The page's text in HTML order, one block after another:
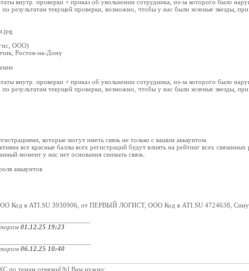
внутр. проверки + приказ об увольнении сотрудника, из-за которого было
результатам текущей проверки, возможно, чтобы у нас были зеленые звезды,
ООО)
Ростов-на-Дону
внутр. проверки + приказ об увольнении сотрудника, из-за которого было
результатам текущей проверки, возможно, чтобы у нас были зеленые звезды,
которые могут иметь связь не только с вашим аккаунтом.
все красные баллы всех регистраций будут влиять на рейтинг всех
момент у нас нет основания снимать связь.
аккаунтов
Код в ATI.SU 3930906, от ПЕРВЫЙ ЛОГИСТ, ООО Код в ATI.SU 4724638,
01.12.25 19:23
06.12.25 10:40
по темам отвязки[/b] Вам нужно: